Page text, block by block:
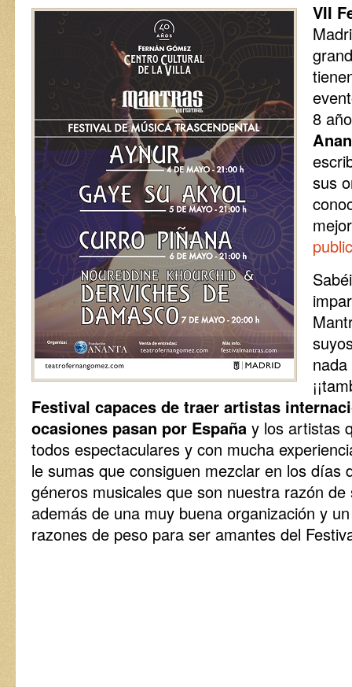
VII
8
sus
Festival capaces de traer artistas
ocasiones pasan por España y los artistas
todos espectaculares y con mucha
le sumas que consiguen mezclar en los días
géneros musicales que son nuestra razón
además de una muy buena organización y
razones de peso para ser amantes del